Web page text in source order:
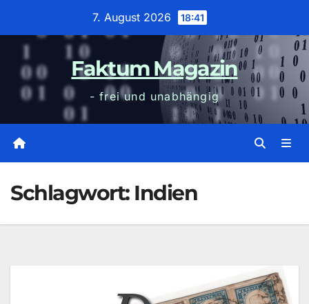
7. August 2026 18:41
Faktum Magazin
- frei und unabhängig
Schlagwort: Indien